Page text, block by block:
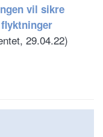
vil sikre
29.04.22)